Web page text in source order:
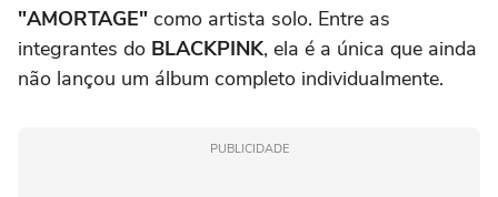
"AMORTAGE" como artista solo. Entre as
integrantes do BLACKPINK, ela é a única que ainda
não lançou um álbum completo individualmente.
PUBLICIDADE